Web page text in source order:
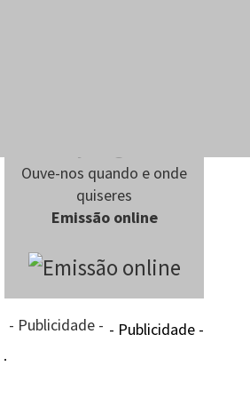
Ouve-nos quando e onde
quiseres
Emissão online
- Publicidade - - Publicidade -